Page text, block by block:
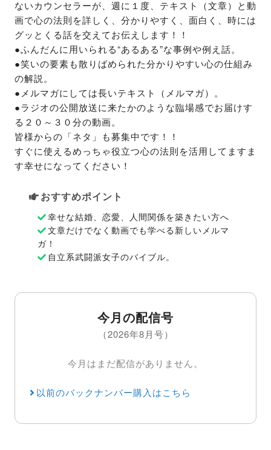
ないカウンセラーが、週に１度、テキスト（文章）と動
画で心の法則を詳しく、分かりやすく、面白く、時には
グッとくる話を交えてお伝えします！！
●ふんだんに用いられる“あるある”な事例や例え話。
●笑いの要素も散りばめられた分かりやすい心の仕組み
の解説。
●メルマガにしては長いテキスト（メルマガ）。
●ラジオの公開放送に来たかのような臨場感でお届けす
る２０～３０分の動画。
皆様からの「ネタ」も募集中です！！
すぐに使えるめっちゃ役立つ心の法則を活用してますま
す幸せになってください！
おすすめポイント
幸せな結婚、恋愛、人間関係を築きたい方へ
文章だけでなく動画でも学べる新しいメルマ
ガ！
自立系武闘派女子のバイブル。
今月の配信号
（2026年8月号）
今月はまだ配信がありません。
以前のバックナンバー購入はこちら